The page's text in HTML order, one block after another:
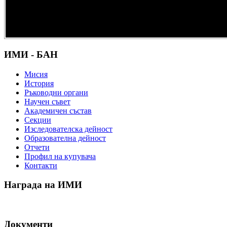
наследство” -
DiPP2017
ИМИ - БАН
Мисия
История
Ръководни органи
Научен съвет
Академичен състав
Секции
Изследователска дейност
Образователна дейност
Отчети
Профил на купувача
Контакти
Награда на ИМИ
Документи